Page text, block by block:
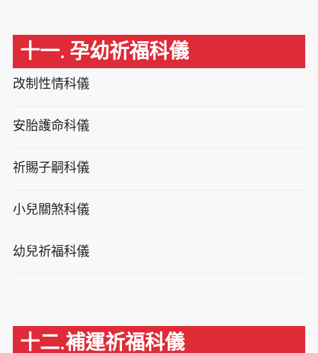
十一. 孕幼祈福科儀
改制性情科儀
安胎護命科儀
祈賜子嗣科儀
小兒關煞科儀
幼兒祈福科儀
十二.補運祈福科儀